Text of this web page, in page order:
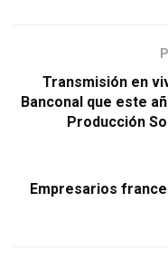
Transmisión en
Banconal que este
Producción
Empresarios